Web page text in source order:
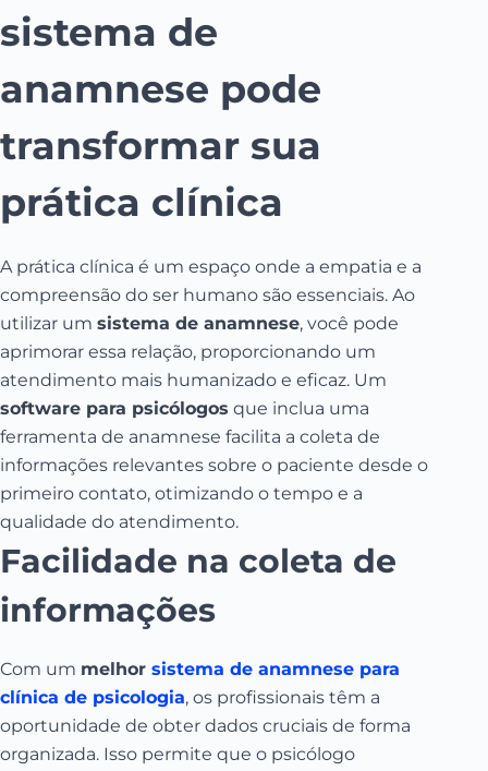
sistema de
anamnese pode
transformar sua
prática clínica
A prática clínica é um espaço onde a empatia e a
compreensão do ser humano são essenciais. Ao
utilizar um sistema de anamnese, você pode
aprimorar essa relação, proporcionando um
atendimento mais humanizado e eficaz. Um
software para psicólogos que inclua uma
ferramenta de anamnese facilita a coleta de
informações relevantes sobre o paciente desde o
primeiro contato, otimizando o tempo e a
qualidade do atendimento.
Facilidade na coleta de
informações
Com um melhor sistema de anamnese para
clínica de psicologia, os profissionais têm a
oportunidade de obter dados cruciais de forma
organizada. Isso permite que o psicólogo